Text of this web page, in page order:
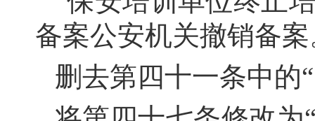
备案公安机关撤销备案
删去第四十一条中的